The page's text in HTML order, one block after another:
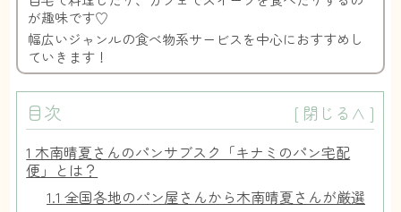
が趣味です♡
幅広いジャンルの食べ物系サービスを中心におすすめし
ていきます！
目次 [ 閉じる∧ ]
1 木南晴夏さんのパンサブスク「キナミのパン宅配
便」とは？
1.1 全国各地のパン屋さんから木南晴夏さんが厳選